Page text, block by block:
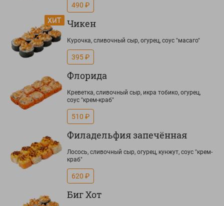
490 ₽
Чикен
Курочка, сливочный сыр, огурец, соус "масаго"
395 ₽
Флорида
Креветка, сливочный сыр, икра тобико, огурец,
соус "крем-краб"
510 ₽
Филадельфия запечённая
Лосось, сливочный сыр, огурец, кунжут, соус "крем-
краб"
620 ₽
Биг Хот